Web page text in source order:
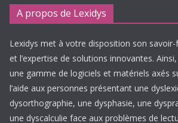
A propos de Lexidys
Lexidys met à votre disposition son
et l’expertise de solutions innovantes.
une gamme de logiciels et matériels axés
l’aide aux personnes présentant une
dysorthographie, une dysphasie, une
une dyscalculie face aux problèmes de